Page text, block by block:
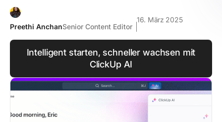
Preethi AnchanSenior Content Editor
16. März 2025
Intelligent starten, schneller wachsen mit
ClickUp AI